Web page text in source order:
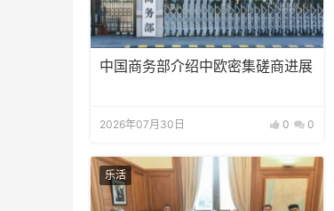
中国商务部介绍中欧密集磋商进展
2026年07月30日 0 0
乐活